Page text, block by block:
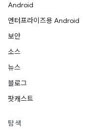
Android
엔터프라이즈용 Android
보안
소스
뉴스
블로그
팟캐스트
탐색